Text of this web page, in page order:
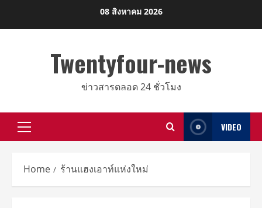
08 สิงหาคม 2026
Twentyfour-news
ข่าวสารตลอด 24 ชั่วโมง
Primary
VIDEO
Home ร้านแฮงเอาท์แห่งใหม่